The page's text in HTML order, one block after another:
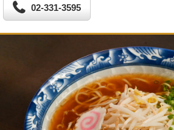
02-331-3595